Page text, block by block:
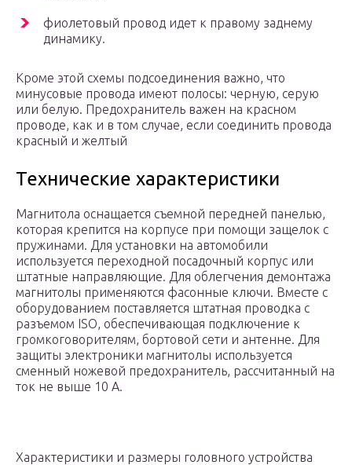
фиолетовый провод идет к правому заднему
динамику.
Кроме этой схемы подсоединения важно, что
минусовые провода имеют полосы: черную, серую
или белую. Предохранитель важен на красном
проводе, как и в том случае, если соединить провода
красный и желтый
Технические характеристики
Магнитола оснащается съемной передней панелью,
которая крепится на корпусе при помощи защелок с
пружинами. Для установки на автомобили
используется переходной посадочный корпус или
штатные направляющие. Для облегчения демонтажа
магнитолы применяются фасонные ключи. Вместе с
оборудованием поставляется штатная проводка с
разъемом ISO, обеспечивающая подключение к
громкоговорителям, бортовой сети и антенне. Для
защиты электроники магнитолы используется
сменный ножевой предохранитель, рассчитанный на
ток не выше 10 А.
Характеристики и размеры головного устройства